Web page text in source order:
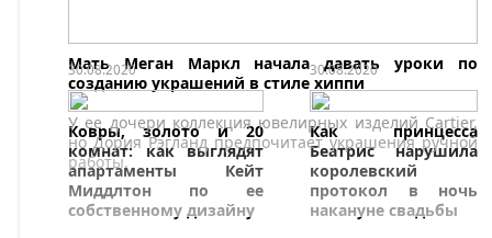
Мать Меган Маркл начала давать уроки по
созданию украшений в стиле хиппи
У ее дочери коллекция ювелирных изделий Cartier,
но Дория Рэгланд предпочитает украшения ручной
работы.
30.08.2020
Ковры, золото и 20
комнат: как выглядят
апартаменты Кейт
Миддлтон по ее
собственному дизайну
30.08.2020
Как принцесса
Беатрис нарушила
королевский
протокол в ночь
накануне свадьбы